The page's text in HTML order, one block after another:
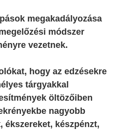
megakadályozása
módszer
vezetnek.
hogy az edzésekre
tárgyakkal
öltözőiben
nagyobb
ékszereket, készpénzt,